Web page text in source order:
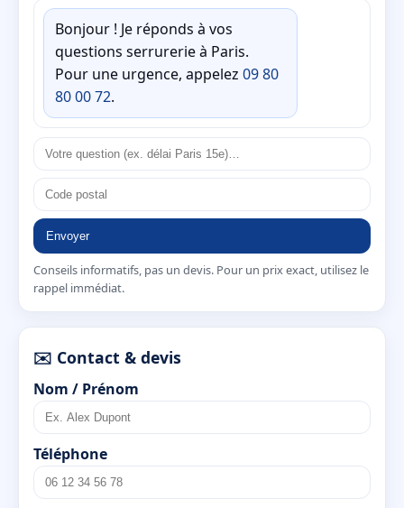
Bonjour ! Je réponds à vos
questions serrurerie à Paris.
Pour une urgence, appelez 09 80
80 00 72.
Envoyer
Conseils informatifs, pas un devis. Pour un prix exact, utilisez le
rappel immédiat.
✉️ Contact & devis
Nom / Prénom
Téléphone